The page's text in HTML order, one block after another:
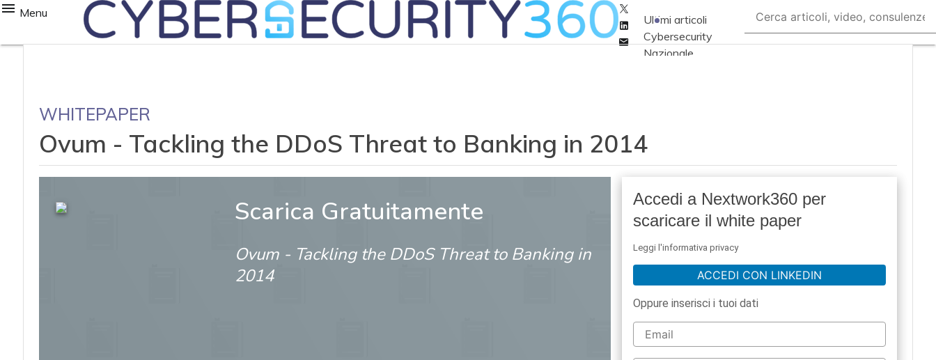
Menu
Linkedin
Email
Ultimi articoli
Cybersecurity
Nazionale
Soluzioni aziendali
Cultura cyber
analisi Cyber
sicurezza e privacy
Chi siamo
WHITEPAPER
Ovum - Tackling the DDoS Threat to Banking in 2014
Scarica Gratuitamente
Ovum - Tackling the DDoS Threat to Banking in
2014
Accedi a Nextwork360 per
scaricare il white paper
Leggi l'informativa privacy
ACCEDI CON LINKEDIN
Oppure inserisci i tuoi dati